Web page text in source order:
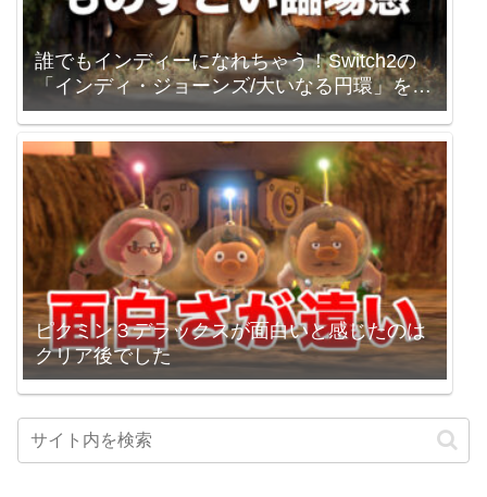
誰でもインディーになれちゃう！Switch2の
「インディ・ジョーンズ/大いなる円環」を買
いました。
ピクミン３デラックスが面白いと感じたのは
クリア後でした